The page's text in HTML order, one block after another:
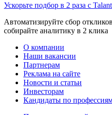
Ускорьте подбор в 2 раза с
Автоматизируйте сбор
собирайте аналитику в 2 клика
О компании
Наши вакансии
Партнерам
Реклама на сайте
Новости и статьи
Инвесторам
Кандидаты по